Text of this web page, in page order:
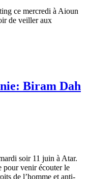
ce mercredi à Aioun
de veiller aux
Biram Dah
soir 11 juin à Atar.
pour venir écouter le
de l’homme et anti-